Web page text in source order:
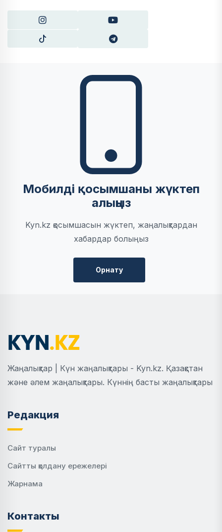
Мобилді қосымшаны жүктеп
алыңыз
Kyn.kz қосымшасын жүктеп, жаңалықтардан
хабардар болыңыз
Орнату
Жаңалықтар | Күн жаңалықтары - Kyn.kz. Қазақстан
және әлем жаңалықтары. Күннің басты жаңалықтары
Редакция
Сайт туралы
Сайтты қолдану ережелері
Жарнама
Контакты